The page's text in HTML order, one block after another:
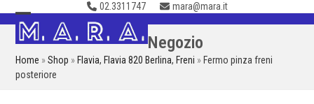
Skip
to
content
02.3311747 mara@mara.it
Open
mobile
menu
Close
mobile
menu
Negozio
Home »Shop » Flavia, Flavia 820 Berlina, Freni » Fermo pinza freni
posteriore